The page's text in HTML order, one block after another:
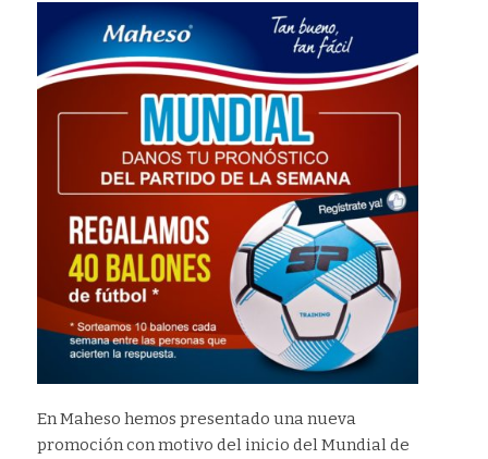
En Maheso hemos presentado una nueva
promoción con motivo del inicio del Mundial de